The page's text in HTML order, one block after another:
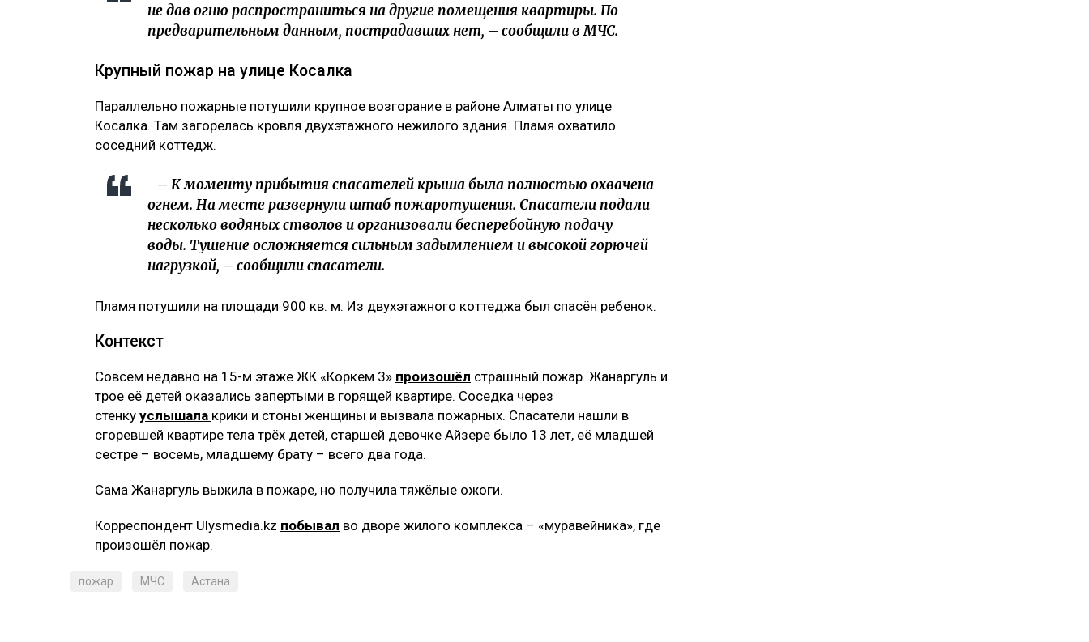
не дав огню распространиться на другие помещения квартиры. По
предварительным данным, пострадавших нет, – сообщили в МЧС.
Крупный пожар на улице Косалка
Параллельно пожарные потушили крупное возгорание в районе Алматы по улице
Косалка. Там загорелась кровля двухэтажного нежилого здания. Пламя охватило
соседний коттедж.
– К моменту прибытия спасателей крыша была полностью охвачена
огнем. На месте развернули штаб пожаротушения. Спасатели подали
несколько водяных стволов и организовали бесперебойную подачу
воды. Тушение осложняется сильным задымлением и высокой горючей
нагрузкой, – сообщили спасатели.
Пламя потушили на площади 900 кв. м. Из двухэтажного коттеджа был спасён ребенок.
Контекст
Совсем недавно на 15-м этаже ЖК «Коркем 3» произошёл страшный пожар. Жанаргуль и
трое её детей оказались запертыми в горящей квартире. Соседка через
стенку услышала крики и стоны женщины и вызвала пожарных. Спасатели нашли в
сгоревшей квартире тела трёх детей, старшей девочке Айзере было 13 лет, её младшей
сестре – восемь, младшему брату – всего два года.
Сама Жанаргуль выжила в пожаре, но получила тяжёлые ожоги.
Корреспондент Ulysmedia.kz побывал во дворе жилого комплекса – «муравейника», где
произошёл пожар.
пожар МЧС Астана